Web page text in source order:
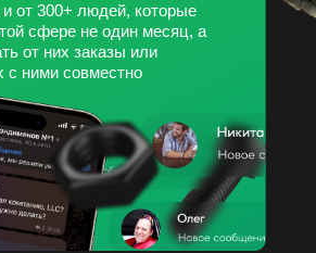
от 300+ людей, которые
сфере не один месяц, а
от них заказы или
с ними совместно